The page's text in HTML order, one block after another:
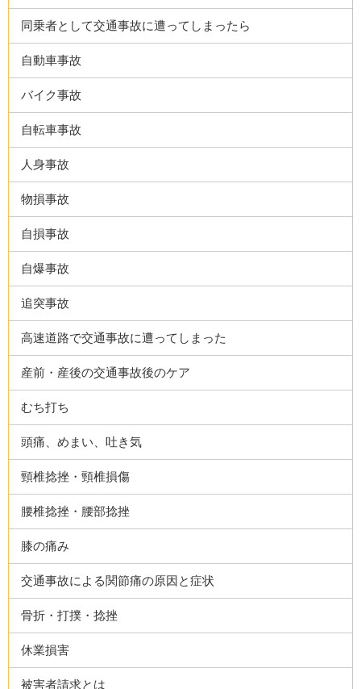
同乗者として交通事故に遭ってしまったら
自動車事故
バイク事故
自転車事故
人身事故
物損事故
自損事故
自爆事故
追突事故
高速道路で交通事故に遭ってしまった
産前・産後の交通事故後のケア
むち打ち
頭痛、めまい、吐き気
頸椎捻挫・頸椎損傷
腰椎捻挫・腰部捻挫
膝の痛み
交通事故による関節痛の原因と症状
骨折・打撲・捻挫
休業損害
被害者請求とは